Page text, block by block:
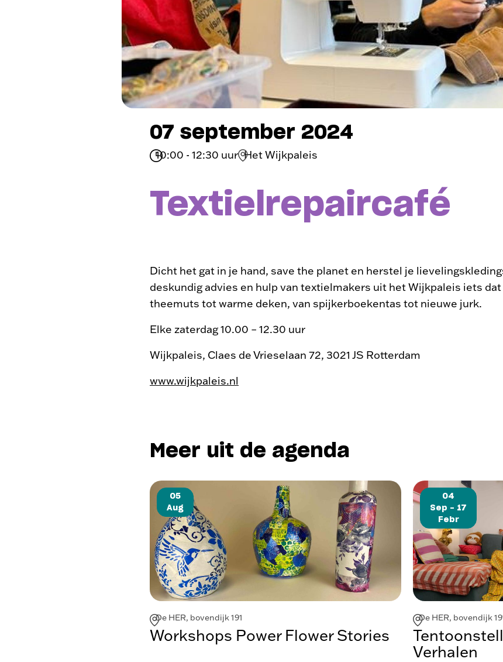
07 september 2024
10:00 - 12:30 uur Het Wijkpaleis
Textielrepaircafé
Dicht het gat in je hand, save the planet en herstel je
deskundig advies en hulp van textielmakers uit het Wijkpaleis iets dat
theemuts tot warme deken, van spijkerboekentas tot nieuwe jurk.
Elke zaterdag 10.00 – 12.30 uur
Wijkpaleis, Claes de Vrieselaan 72, 3021 JS Rotterdam
www.wijkpaleis.nl
Meer uit de agenda
05
Aug
De HER, bovendijk 191
Workshops Power Flower Stories
04
Sep - 17
Febr
De HER, bovendijk
Verhalen